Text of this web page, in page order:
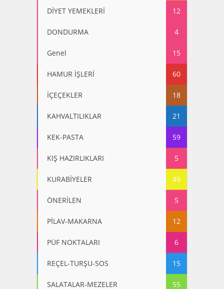
DİYET YEMEKLERİ 12
DONDURMA 4
Genel 15
HAMUR İŞLERİ 60
İÇEÇEKLER 18
KAHVALTILIKLAR 21
KEK-PASTA 59
KIŞ HAZIRLIKLARI 5
KURABİYELER 49
ÖNERİLEN 5
PİLAV-MAKARNA 12
PÜF NOKTALARI 6
REÇEL-TURŞU-SOS 15
SALATALAR-MEZELER 55